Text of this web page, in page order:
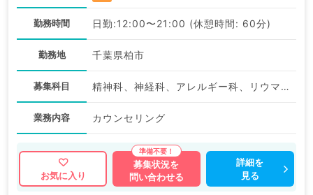
勤務時間 日勤:12:00〜21:00 (休憩時間: 60分)
勤務地 千葉県柏市
募集科目 精神科、神経科、アレルギー科、リウマチ科、小児科、形成外科、呼吸器外科、小児外科、皮膚科、泌尿器科、産婦人科、産科、婦人科、眼科、耳鼻咽喉科、気管食道科、放射線科、リハビリテーション科、麻酔科、ペインクリニック、人工透析科、緩和ケア科、一般内科、呼吸器内科、老年内科、血液内科、外科系全般、一般外科、総合診療科、美容皮膚科、健診・人間ドック、救急科・ＩＣＵ、病理科、基礎医学系、その他、産業医、科目不問
業務内容 カウンセリング
お気に入り
募集状況を
問い合わせる
詳細を
見る